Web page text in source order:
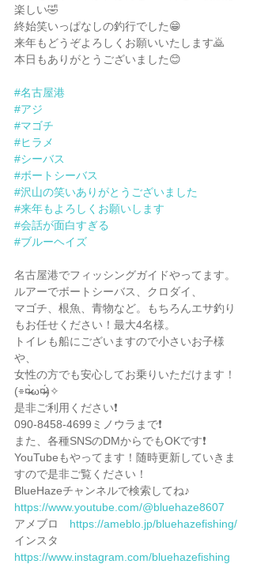
楽しい🤣
終始笑いっぱなしの釣行でした😁
来年もどうぞよろしくお願いいたします🙇
本日もありがとうございました😊
#名古屋港
#アジ
#マゴチ
#ヒラメ
#シーバス
#ボートシーバス
#沢山の笑いありがとうございました
#来年もよろしくお願いします
#会話が面白すぎる
#ブルーヘイズ
名古屋港でフィッシングガイドやってます。
ルアーでボートシーバス、クロダイ、
マゴチ、根魚、青物など。もちろんエサ釣り
もお任せください！最大4名様。
トイレも船にございますので小さいお子様
や、
女性の方でも安心してお乗りいただけます！
(⌯︎¤̴̶̷̀ω¤̴̶̷́)✧︎
是非ご利用ください❗️
090-8458-4699ミノウラまで❗️
また、各種SNSのDMからでもOKです❗️
YouTubeもやってます！随時更新していきま
すので是非ご覧ください！
BlueHazeチャンネルで検索してね♪
https://www.youtube.com/@bluehaze8607
アメブロ https://ameblo.jp/bluehazefishing/
インスタ
https://www.instagram.com/bluehazefishing